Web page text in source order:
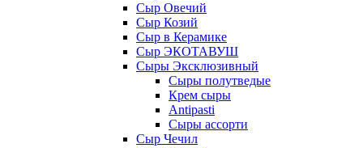
Сыр Овечий
Сыр Козий
Сыр в Керамике
Сыр ЭКОТАВУШ
Сыры Эксклюзивный
Сыры полутведые
Крем сыры
Antipasti
Сыры ассорти
Сыр Чечил